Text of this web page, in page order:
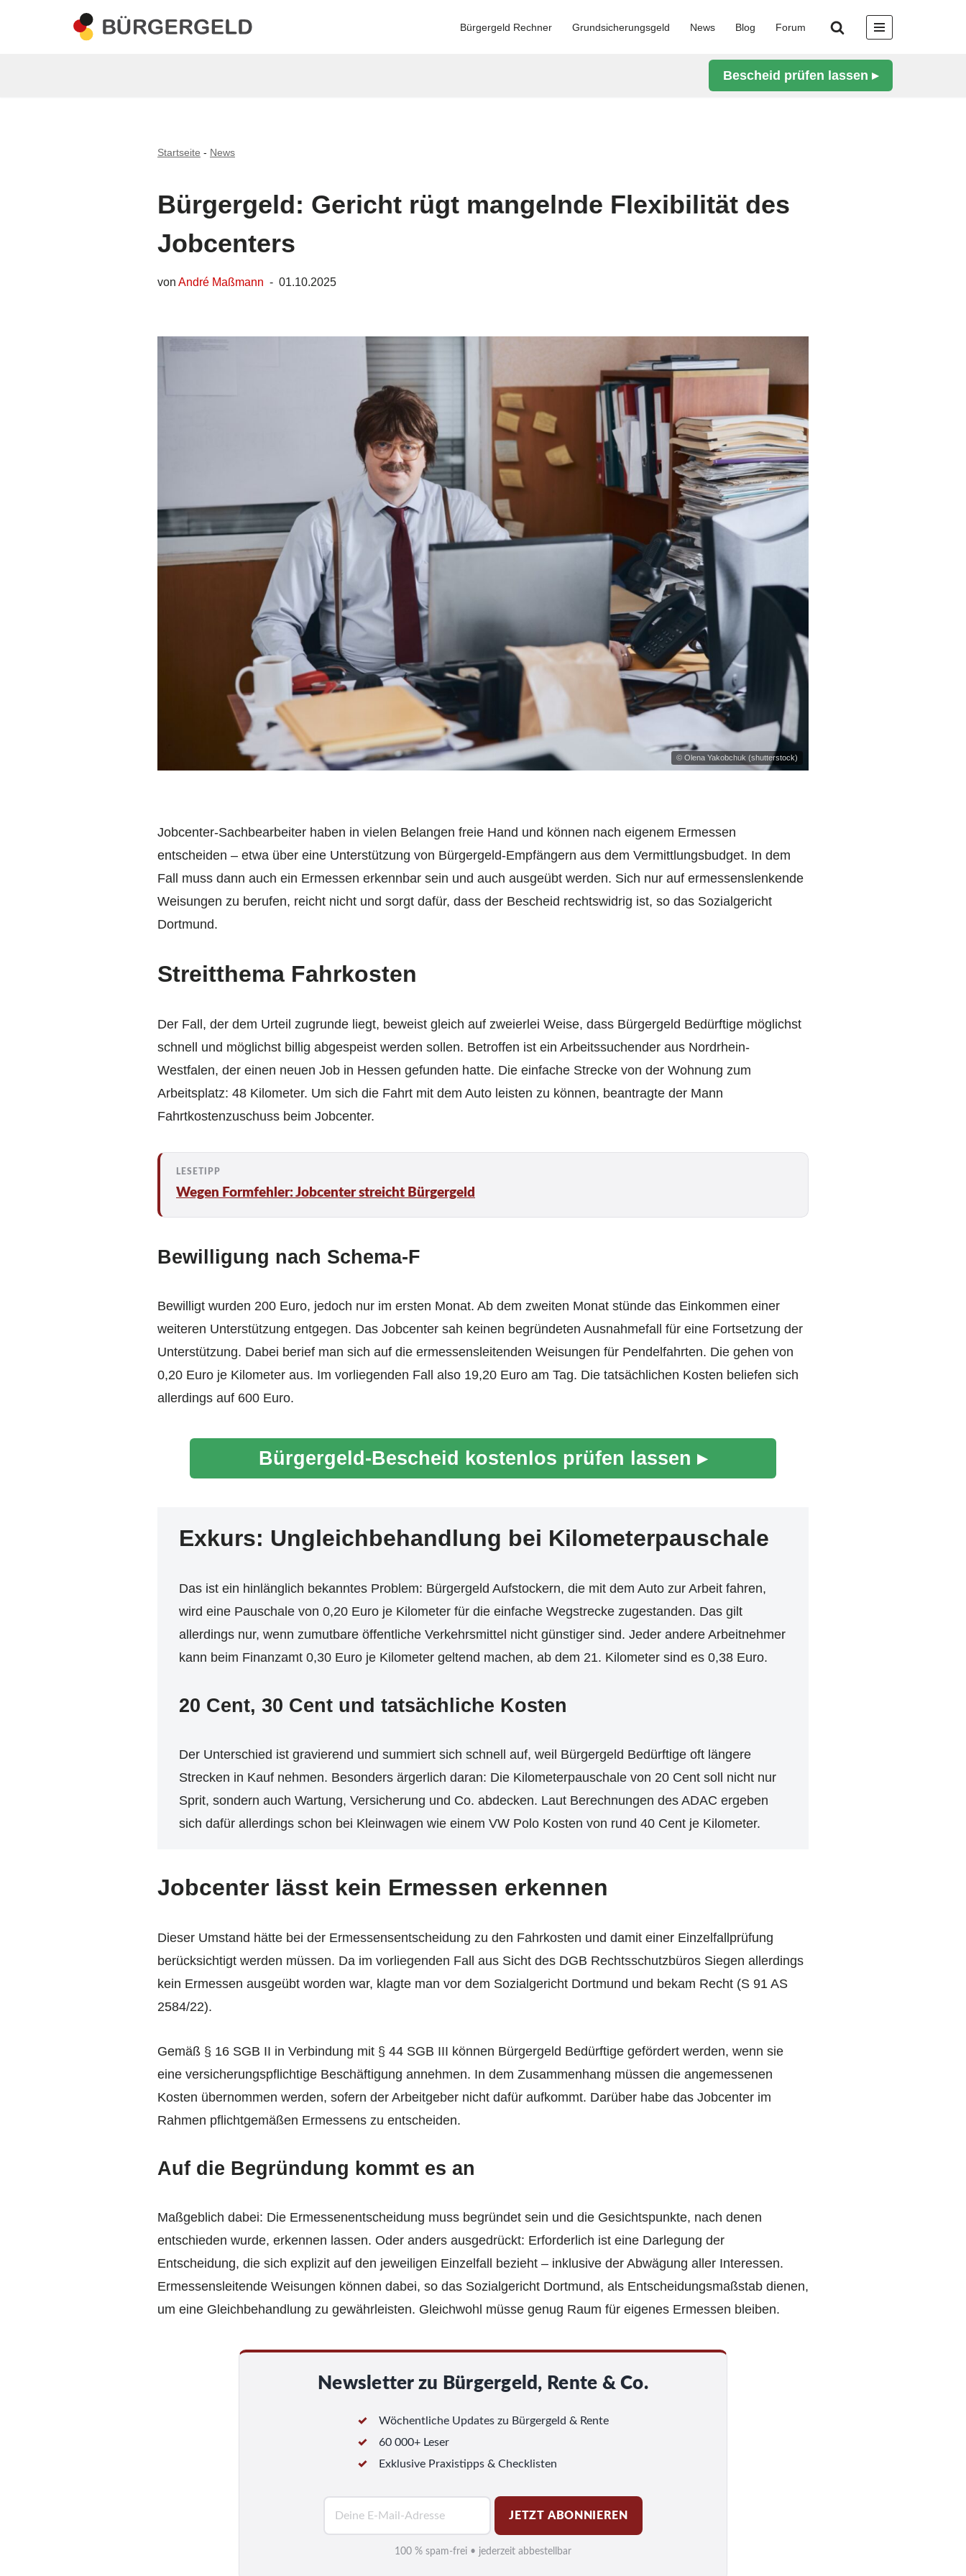
Bürgergeld Rechner Grundsicherungsgeld News Blog Forum
Bescheid prüfen lassen ▸
Startseite - News
Bürgergeld: Gericht rügt mangelnde Flexibilität des
Jobcenters
von André Maßmann 01.10.2025
© Olena Yakobchuk (shutterstock)
Jobcenter-Sachbearbeiter haben in vielen Belangen freie Hand und können nach eigenem Ermessen
entscheiden – etwa über eine Unterstützung von Bürgergeld-Empfängern aus dem Vermittlungsbudget. In dem
Fall muss dann auch ein Ermessen erkennbar sein und auch ausgeübt werden. Sich nur auf ermessenslenkende
Weisungen zu berufen, reicht nicht und sorgt dafür, dass der Bescheid rechtswidrig ist, so das Sozialgericht
Dortmund.
Streitthema Fahrkosten
Der Fall, der dem Urteil zugrunde liegt, beweist gleich auf zweierlei Weise, dass Bürgergeld Bedürftige möglichst
schnell und möglichst billig abgespeist werden sollen. Betroffen ist ein Arbeitssuchender aus Nordrhein-
Westfalen, der einen neuen Job in Hessen gefunden hatte. Die einfache Strecke von der Wohnung zum
Arbeitsplatz: 48 Kilometer. Um sich die Fahrt mit dem Auto leisten zu können, beantragte der Mann
Fahrtkostenzuschuss beim Jobcenter.
Wegen Formfehler: Jobcenter streicht Bürgergeld
Bewilligung nach Schema-F
Bewilligt wurden 200 Euro, jedoch nur im ersten Monat. Ab dem zweiten Monat stünde das Einkommen einer
weiteren Unterstützung entgegen. Das Jobcenter sah keinen begründeten Ausnahmefall für eine Fortsetzung der
Unterstützung. Dabei berief man sich auf die ermessensleitenden Weisungen für Pendelfahrten. Die gehen von
0,20 Euro je Kilometer aus. Im vorliegenden Fall also 19,20 Euro am Tag. Die tatsächlichen Kosten beliefen sich
allerdings auf 600 Euro.
Bürgergeld-Bescheid kostenlos prüfen lassen ▸
Exkurs: Ungleichbehandlung bei Kilometerpauschale
Das ist ein hinlänglich bekanntes Problem: Bürgergeld Aufstockern, die mit dem Auto zur Arbeit fahren,
wird eine Pauschale von 0,20 Euro je Kilometer für die einfache Wegstrecke zugestanden. Das gilt
allerdings nur, wenn zumutbare öffentliche Verkehrsmittel nicht günstiger sind. Jeder andere Arbeitnehmer
kann beim Finanzamt 0,30 Euro je Kilometer geltend machen, ab dem 21. Kilometer sind es 0,38 Euro.
20 Cent, 30 Cent und tatsächliche Kosten
Der Unterschied ist gravierend und summiert sich schnell auf, weil Bürgergeld Bedürftige oft längere
Strecken in Kauf nehmen. Besonders ärgerlich daran: Die Kilometerpauschale von 20 Cent soll nicht nur
Sprit, sondern auch Wartung, Versicherung und Co. abdecken. Laut Berechnungen des ADAC ergeben
sich dafür allerdings schon bei Kleinwagen wie einem VW Polo Kosten von rund 40 Cent je Kilometer.
Jobcenter lässt kein Ermessen erkennen
Dieser Umstand hätte bei der Ermessensentscheidung zu den Fahrkosten und damit einer Einzelfallprüfung
berücksichtigt werden müssen. Da im vorliegenden Fall aus Sicht des DGB Rechtsschutzbüros Siegen allerdings
kein Ermessen ausgeübt worden war, klagte man vor dem Sozialgericht Dortmund und bekam Recht (S 91 AS
2584/22).
Gemäß § 16 SGB II in Verbindung mit § 44 SGB III können Bürgergeld Bedürftige gefördert werden, wenn sie
eine versicherungspflichtige Beschäftigung annehmen. In dem Zusammenhang müssen die angemessenen
Kosten übernommen werden, sofern der Arbeitgeber nicht dafür aufkommt. Darüber habe das Jobcenter im
Rahmen pflichtgemäßen Ermessens zu entscheiden.
Auf die Begründung kommt es an
Maßgeblich dabei: Die Ermessenentscheidung muss begründet sein und die Gesichtspunkte, nach denen
entschieden wurde, erkennen lassen. Oder anders ausgedrückt: Erforderlich ist eine Darlegung der
Entscheidung, die sich explizit auf den jeweiligen Einzelfall bezieht – inklusive der Abwägung aller Interessen.
Ermessensleitende Weisungen können dabei, so das Sozialgericht Dortmund, als Entscheidungsmaßstab dienen,
um eine Gleichbehandlung zu gewährleisten. Gleichwohl müsse genug Raum für eigenes Ermessen bleiben.
Newsletter zu Bürgergeld, Rente & Co.
Wöchentliche Updates zu Bürgergeld & Rente
60 000+ Leser
Exklusive Praxistipps & Checklisten
JETZT ABONNIEREN
100 % spam-frei • jederzeit abbestellbar